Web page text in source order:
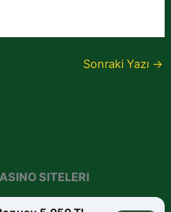
SITELERI
Sonraki Yazı →